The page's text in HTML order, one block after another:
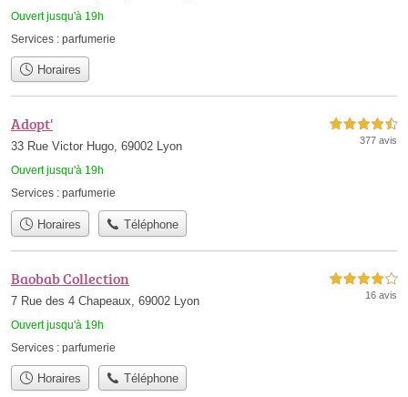
Ouvert jusqu'à 19h
Services : parfumerie
Horaires
Adopt'
33 Rue Victor Hugo, 69002 Lyon
Ouvert jusqu'à 19h
4,5 étoiles sur 5
377 avis
Services : parfumerie
Horaires Téléphone
Baobab Collection
7 Rue des 4 Chapeaux, 69002 Lyon
Ouvert jusqu'à 19h
4,0 étoiles sur 5
16 avis
Services : parfumerie
Horaires Téléphone